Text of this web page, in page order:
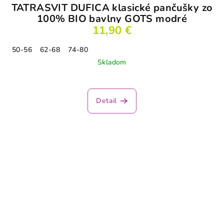
TATRASVIT DUFICA klasické pančušky zo
100% BIO bavlny GOTS modré
11,90 €
50-56 62-68
74-80
Skladom
Detail